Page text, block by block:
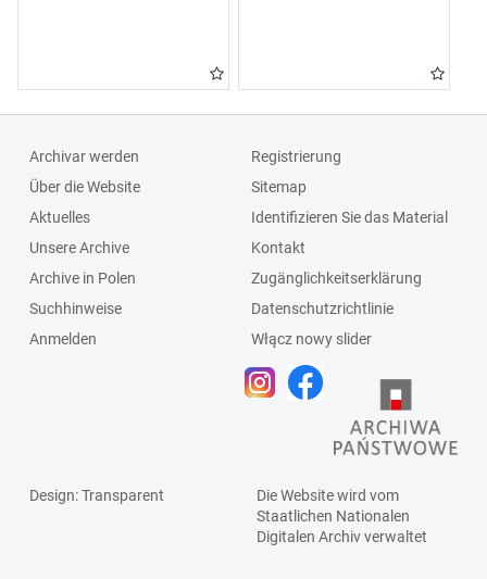
Archivar werden
Über die Website
Aktuelles
Unsere Archive
Archive in Polen
Suchhinweise
Anmelden
Registrierung
Sitemap
Identifizieren Sie das Material
Kontakt
Zugänglichkeitserklärung
Datenschutzrichtlinie
Włącz nowy slider
Design: Transparent
Die Website wird vom
Staatlichen Nationalen
Digitalen Archivverwaltet